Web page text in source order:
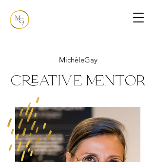
MichèleGay
creative mentor